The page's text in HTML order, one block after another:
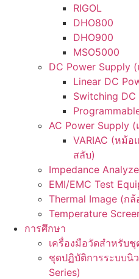
RIGOL
DHO800
DHO900
MSO5000
DC Power Supply
Linear DC
Switching
AC Power Supply
VARIAC (หม้
สลับ)
Impedance
EMI/EMC Test
Thermal Image (ก
Temperature
การศึกษา
เครื่องมือวัดสำหรับ
ชุดปฏิบัติการระบบนิ
Series)